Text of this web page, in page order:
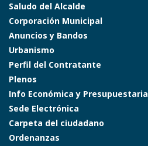
Saludo del Alcalde
Corporación Municipal
Anuncios y Bandos
Urbanismo
Perfil del Contratante
Plenos
Info Económica y Presupuestaria
Sede Electrónica
Carpeta del ciudadano
Ordenanzas